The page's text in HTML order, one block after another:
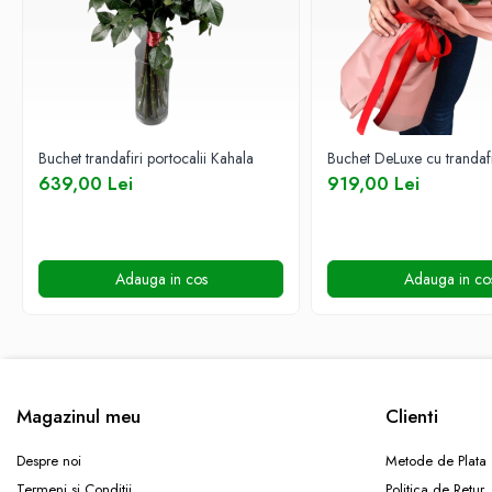
COȘURI MIXTE
COȘURI SF. VALENTIN
COȘURI TRANDAFIRI
CERAMICĂ CU FLORI
COȘURI CU FLORI
CUTII CU TRANDAFIRI
CUTII FLORI MIXTE
CUTII LALELE
Inimi din flori
Buchet trandafiri portocalii Kahala
639,00 Lei
Adauga in cos
Buchet DeLuxe cu
919,00 Lei
Adauga in
Magazinul meu
Despre noi
Clienti
Metode de Plata